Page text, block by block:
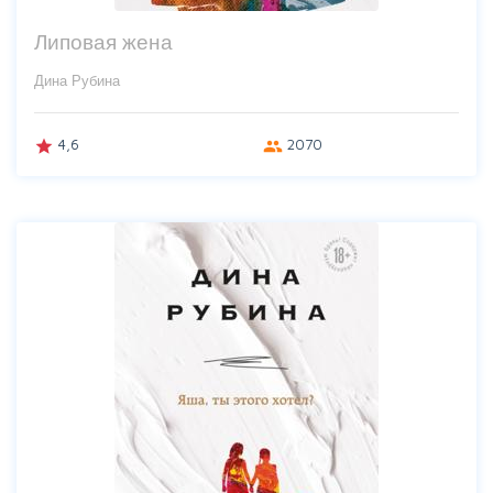
Липовая жена
Дина Рубина
grade 4,6 group 2070